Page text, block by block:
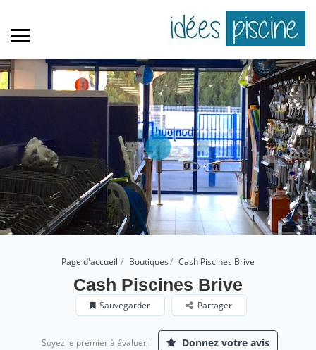
Page d'accueil Boutiques Cash Piscines Brive
Cash Piscines Brive
Sauvegarder Partager
Soyez le premier à évaluer ! Donnez votre avis